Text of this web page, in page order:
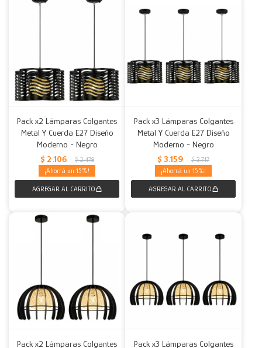
Pack x2 Lámparas Colgantes
Metal Y Cuerda E27 Diseño
Moderno - Negro
$ 2.106 $ 2.478
15
Pack x3 Lámparas Colgantes
Metal Y Cuerda E27 Diseño
Moderno - Negro
$ 3.159 $ 3.717
15
Pack x2 Lámparas Colgantes Pack x3 Lámparas Colgantes